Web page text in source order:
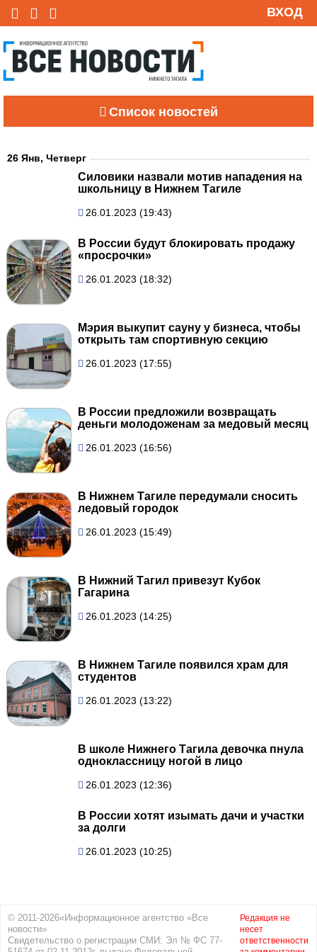
ВХОД
Список новостей
26 Янв, Четверг
Силовики назвали мотив нападения на
школьницу в Нижнем Тагиле
26.01.2023 (19:43)
В России будут блокировать продажу
«просрочки»
26.01.2023 (18:32)
Мэрия выкупит сауну у бизнеса, чтобы
открыть там спортивную секцию
26.01.2023 (17:55)
В России предложили возвращать
деньги молодоженам за медовый месяц
26.01.2023 (16:56)
В Нижнем Тагиле передумали сносить
ледовый городок
26.01.2023 (15:49)
В Нижний Тагил привезут Кубок
Гагарина
26.01.2023 (14:25)
В Нижнем Тагиле появился храм для
студентов
26.01.2023 (13:22)
В школе Нижнего Тагила девочка пнула
одноклассницу ногой в лицо
26.01.2023 (12:36)
В России хотят изымать дачи и участки
за долги
26.01.2023 (10:25)
© 2011-2026«Информационное агентство «Все
новости»
Свидетельство о регистрации СМИ: Эл № ФС 77-
Редакция не
несет
ответственности